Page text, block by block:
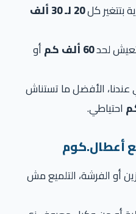
بتتغير كل
20 لـ 30 ألف
لحد60 ألف كم
أو
الأفضل ما تستناش
احتياطي.
أعطال.كوم
أو الفرشة، التلميع مش